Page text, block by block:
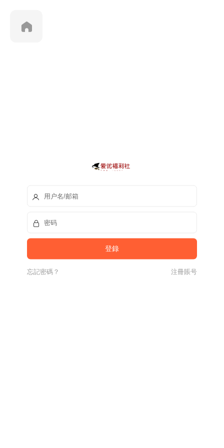
忘記密碼？ 注冊賬号